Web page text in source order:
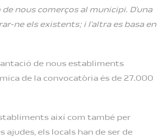
nous comerços al municipi. D’una
ne els existents; i l’altra es basa en
de nous establiments
de la convocatòria és de 27.000
així com també per
ajudes, els locals han de ser de